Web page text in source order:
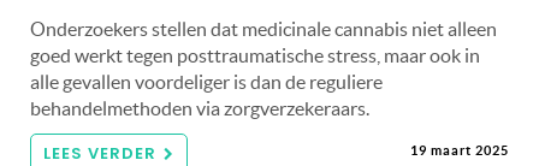
Onderzoekers stellen dat medicinale cannabis niet alleen
goed werkt tegen posttraumatische stress, maar ook in
alle gevallen voordeliger is dan de reguliere
behandelmethoden via zorgverzekeraars.
LEES VERDER 19 maart 2025